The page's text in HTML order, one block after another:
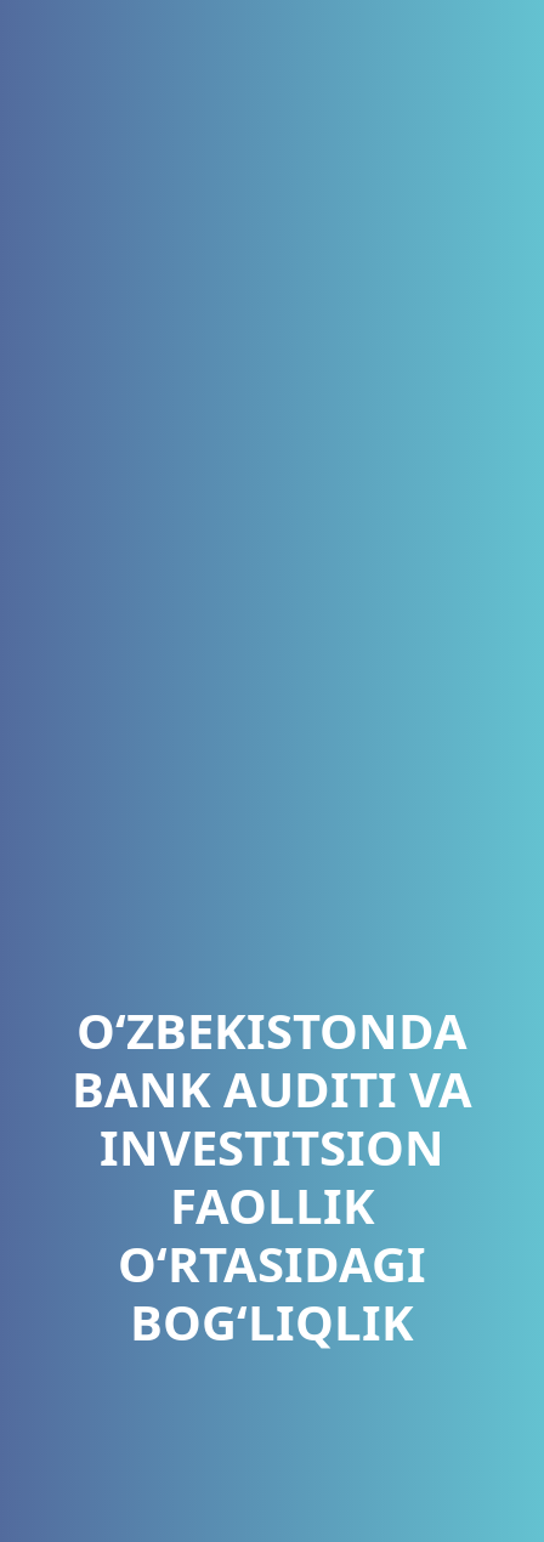
O‘ZBEKISTONDA
BANK AUDITI VA
INVESTITSION
FAOLLIK
O‘RTASIDAGI
BOG‘LIQLIK